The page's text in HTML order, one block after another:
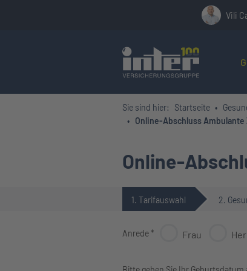
Vili
Sie sind hier: Startseite
Online-Abschluss
Online-
1. Tarifauswahl 2.
Anrede * Frau